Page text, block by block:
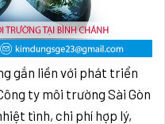
gắn liền với phát triển
ty môi trường Sài Gòn
tình, chi phí hợp lý,